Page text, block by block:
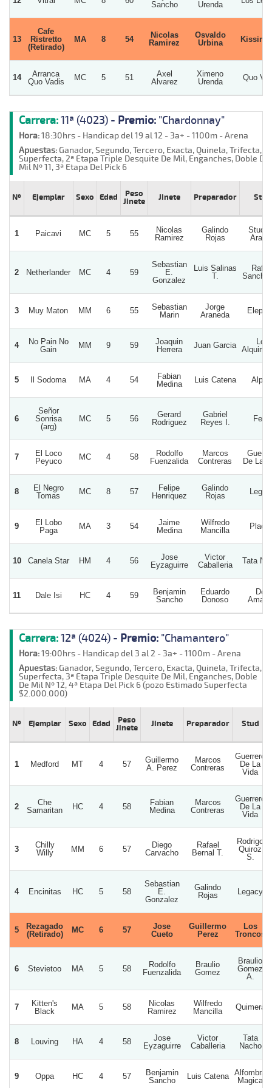
Sancho
Urenda
13
Cafe
Ristretto
(Retirado)
MA 8 54
Nicolas
Ramirez
Osvaldo
Urbina
14
Arranca
Quo Vadis
MC 5 51
Axel
Alvarez
Ximeno
Urenda
Quo
Carrera:11ª (4023) - Premio: "Chardonnay"
Hora:18:30hrs - Handicap del 19 al 12 - 3a+ - 1100m - Arena
Apuestas:Ganador, Segundo, Tercero, Exacta, Quinela, Trifecta,
Superfecta, 2ª Etapa Triple Desquite De Mil, Enganches, Doble De
Mil Nº 11, 3ª Etapa Del Pick 6
Nº Ejemplar Sexo Edad
Peso
Jinete
Jinete Preparador Stud
1 Paicavi MC 5 55
Nicolas
Ramirez
Galindo
Rojas
Stud
2 Netherlander MC 4 59
Sebastian
E.
Gonzalez
Luis Salinas
T.
3 Muy Maton MM 6 55
Sebastian
Marin
Jorge
Araneda
4
No Pain No
Gain
MM 9 59
Joaquin
Herrera
Juan Garcia
Los
5 Il Sodoma MA 4 54
Fabian
Medina
Luis Catena
6
Señor
Sonrisa
(arg)
MC 5 56
Gerard
Rodriguez
Gabriel
Reyes I.
Felisi
7
El Loco
Peyuco
MC 4 58
Rodolfo
Fuenzalida
Marcos
Contreras
De La
8
El Negro
Tomas
MC 8 57
Felipe
Henriquez
Galindo
Rojas
9
El Lobo
Paga
MA 3 54
Jaime
Medina
Wilfredo
Mancilla
10 Canela Star HM 4 56
Jose
Eyzaguirre
Victor
Caballeria
Tata
11 Dale Isi HC 4 59
Benjamin
Sancho
Eduardo
Donoso
Don
Carrera:12ª (4024) - Premio: "Chamantero"
Hora:19:00hrs - Handicap del 3 al 2 - 3a+ - 1100m - Arena
Apuestas:Ganador, Segundo, Tercero, Exacta, Quinela, Trifecta,
Superfecta, 3ª Etapa Triple Desquite De Mil, Enganches, Doble
De Mil Nº 12, 4ª Etapa Del Pick 6 (pozo Estimado Superfecta
$2.000.000)
Nº Ejemplar Sexo Edad
Peso
Jinete
Jinete Preparador Stud
1 Medford MT 4 57
Guillermo
A. Perez
Marcos
Contreras
Guerrero
De La
Vida
2
Che
Samaritan
HC 4 58
Fabian
Medina
Marcos
Contreras
Guerrero
De La
Vida
3
Chilly
Willy
MM 6 57
Diego
Carvacho
Rafael
Bernal T.
Rodrigo
Quiroz
S.
4 Encinitas HC 5 58
Sebastian
E.
Gonzalez
Galindo
Rojas
Legacy
5
Rezagado
(Retirado)
MC 6 57
Jose
Cueto
Guillermo
Perez
Los
Troncos
6 Stevietoo MA 5 58
Rodolfo
Fuenzalida
Braulio
Gomez
Braulio
Gomez
A.
7
Kitten's
Black
MA 5 58
Nicolas
Ramirez
Wilfredo
Mancilla
Quimera
8 Louving HA 4 58
Jose
Eyzaguirre
Victor
Caballeria
Tata
Nacho
9 Oppa HC 4 57
Benjamin
Sancho
Luis Catena
Alfombra
Magica